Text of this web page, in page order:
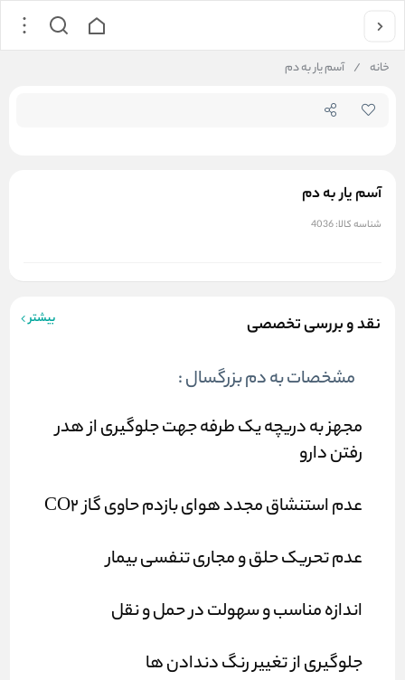
خانه / آسم یار به دم
آسم یار به دم
شناسه کالا:4036
نقد و بررسی تخصصی بیشتر
مشخصات به دم بزرگسال :
مجهز به دریچه یک طرفه جهت جلوگیری از هدر
رفتن دارو
عدم استنشاق مجدد هوای بازدم حاوی گاز CO2
عدم تحریک حلق و مجاری تنفسی بیمار
اندازه مناسب و سهولت در حمل و نقل
جلوگیری از تغییر رنگ دندادن ها